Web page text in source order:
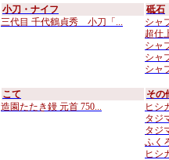
小刀・ナイフ
三代目 千代鶴貞秀 小刀「...
砥石
シャ
超仕
シャ
シャ
シャ
こて
造園たたき鏝 元首 750...
その
ヒシ
タジ
タジ
ふく
ヒシ